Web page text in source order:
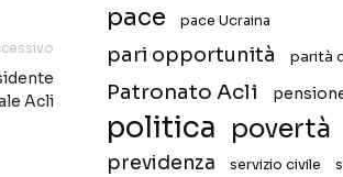
Acli
pace
pace Ucraina
pari opportunità parità
Patronato Acli
politica povertà
previdenza servizio civile